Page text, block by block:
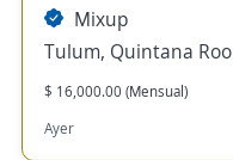
Mixup
Tulum, Quintana Roo
$ 16,000.00 (Mensual)
Ayer